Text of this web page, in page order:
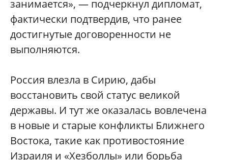
занимается», — подчеркнул дипломат,
фактически подтвердив, что ранее
достигнутые договоренности не
выполняются.
Россия влезла в Сирию, дабы
восстановить свой статус великой
державы. И тут же оказалась вовлечена
в новые и старые конфликты Ближнего
Востока, такие как противостояние
Израиля и «Хезболлы» или борьба